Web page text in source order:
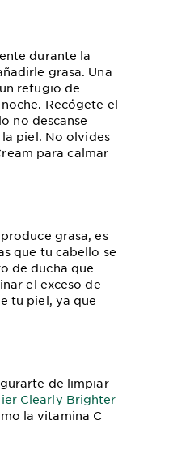
durante la
grasa. Una
refugio de
Recógete el
no descanse
piel. No olvides
para calmar
grasa, es
que tu cabello se
de ducha que
el exceso de
tu piel, ya que
de limpiar
Clearly Brighter
la vitamina C